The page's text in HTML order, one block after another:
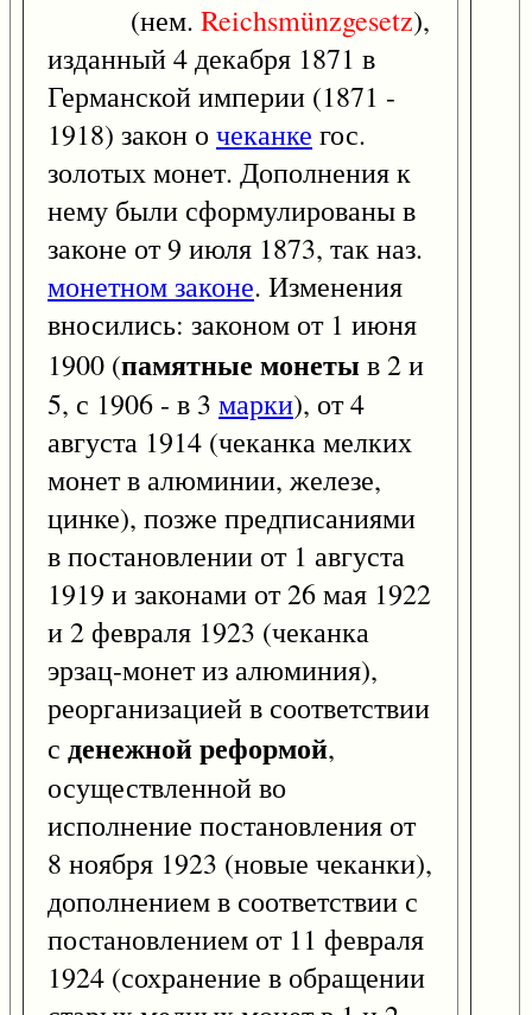
(нем. Reichsmünzgesetz),
изданный 4 декабря 1871 в
Германской империи (1871 -
1918) закон о чеканке гос.
золотых монет. Дополнения к
нему были сформулированы в
законе от 9 июля 1873, так наз.
монетном законе. Изменения
вносились: законом от 1 июня
1900 (памятные монеты в 2 и
5, с 1906 - в 3 марки), от 4
августа 1914 (чеканка мелких
монет в алюминии, железе,
цинке), позже предписаниями
в постановлении от 1 августа
1919 и законами от 26 мая 1922
и 2 февраля 1923 (чеканка
эрзац-монет из алюминия),
реорганизацией в соответствии
с денежной реформой,
осуществленной во
исполнение постановления от
8 ноября 1923 (новые чеканки),
дополнением в соответствии с
постановлением от 11 февраля
1924 (сохранение в обращении